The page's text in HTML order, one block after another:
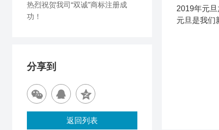
2019年元
元旦是我们
热烈祝贺我司“双诚”商标注册成
功！
分享到
返回列表